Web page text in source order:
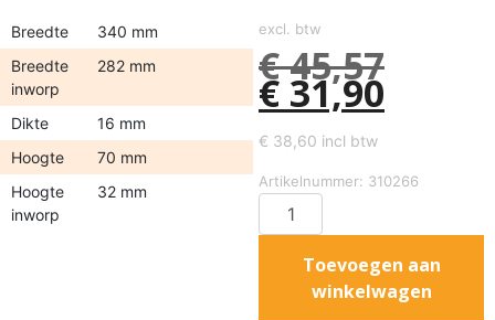
Breedte
340 mm
Breedte
inworp
282 mm
Dikte
16 mm
Hoogte
70 mm
Hoogte
inworp
32 mm
excl. btw
€45,57
€ 31,90
€ 38,60 incl btw
Artikelnummer: 310266
Toevoegen aan
winkelwagen